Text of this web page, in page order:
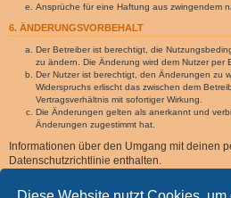
Ansprüche für eine Haftung aus zwingendem
6. ÄNDERUNGSVORBEHALT
Der Betreiber ist berechtigt, die
zu ändern. Die Änderung wird dem Nutzer per
Der Nutzer ist berechtigt, den Änderungen zu
Widerspruchs erlischt das zwischen dem
Vertragsverhältnis mit sofortiger Wirkung.
Die Änderungen gelten als anerkannt und
Änderungen zugestimmt hat.
Informationen über den Umgang mit deinen
Datenschutzrichtlinie enthalten.